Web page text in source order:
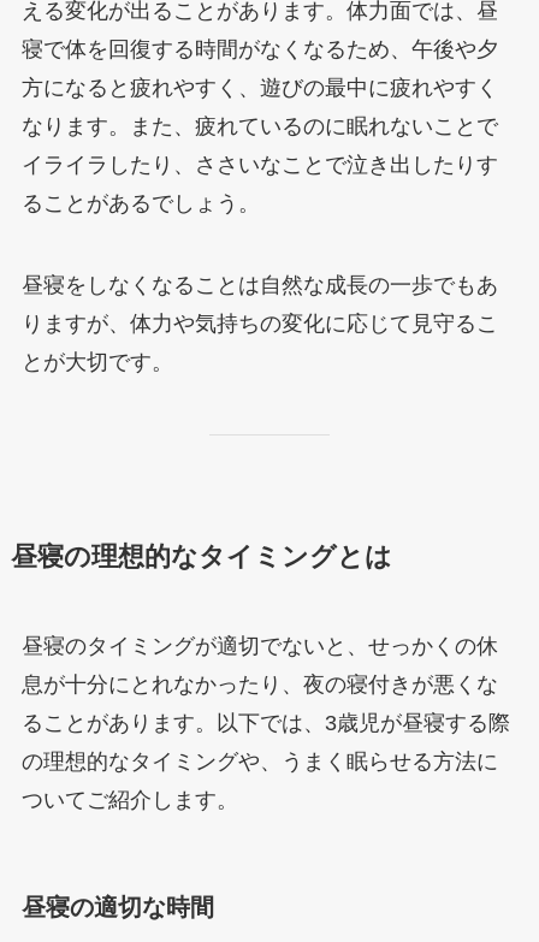
える変化が出ることがあります。体力面では、昼
寝で体を回復する時間がなくなるため、午後や夕
方になると疲れやすく、遊びの最中に疲れやすく
なります。また、疲れているのに眠れないことで
イライラしたり、ささいなことで泣き出したりす
ることがあるでしょう。
昼寝をしなくなることは自然な成長の一歩でもあ
りますが、体力や気持ちの変化に応じて見守るこ
とが大切です。
昼寝の理想的なタイミングとは
昼寝のタイミングが適切でないと、せっかくの休
息が十分にとれなかったり、夜の寝付きが悪くな
ることがあります。以下では、3歳児が昼寝する際
の理想的なタイミングや、うまく眠らせる方法に
ついてご紹介します。
昼寝の適切な時間